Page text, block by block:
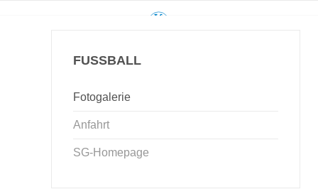
FUSSBALL
Fotogalerie
Anfahrt
SG-Homepage